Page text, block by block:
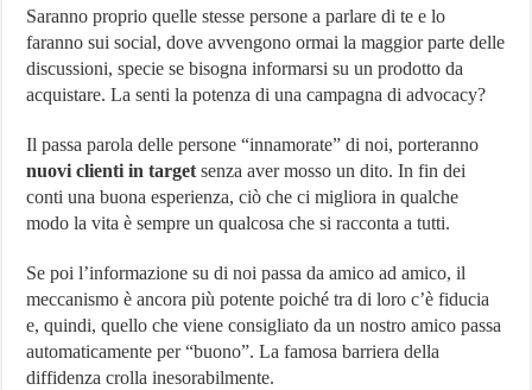
Saranno proprio quelle stesse persone a parlare di te e lo
faranno sui social, dove avvengono ormai la maggior parte delle
discussioni, specie se bisogna informarsi su un prodotto da
acquistare. La senti la potenza di una campagna di advocacy?
Il passa parola delle persone “innamorate” di noi, porteranno
nuovi clienti in target senza aver mosso un dito. In fin dei
conti una buona esperienza, ciò che ci migliora in qualche
modo la vita è sempre un qualcosa che si racconta a tutti.
Se poi l’informazione su di noi passa da amico ad amico, il
meccanismo è ancora più potente poiché tra di loro c’è fiducia
e, quindi, quello che viene consigliato da un nostro amico passa
automaticamente per “buono”. La famosa barriera della
diffidenza crolla inesorabilmente.